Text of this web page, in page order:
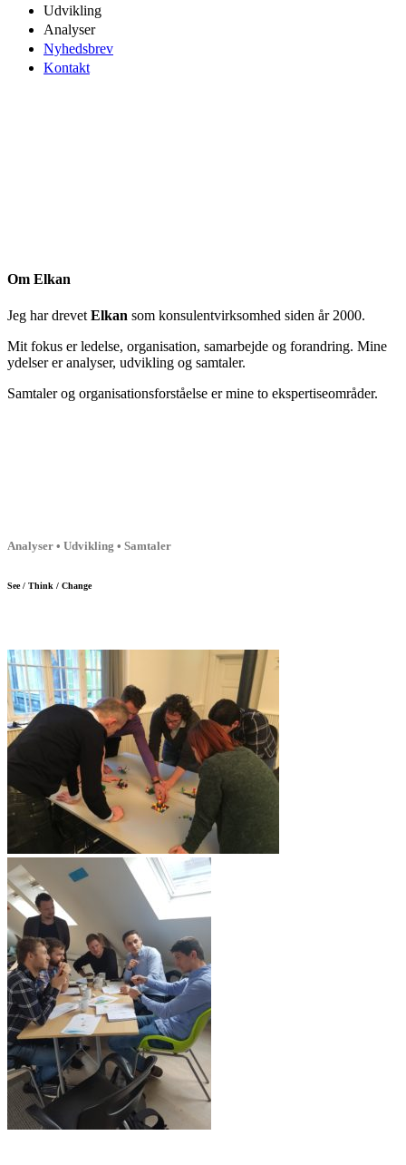
Udvikling
Analyser
Nyhedsbrev
Kontakt
Om Elkan
Jeg har drevet Elkan som konsulentvirksomhed siden år 2000.
Mit fokus er ledelse, organisation, samarbejde og forandring. Mine
ydelser er analyser, udvikling og samtaler.
Samtaler og organisationsforståelse er mine to ekspertiseområder.
Analyser • Udvikling • Samtaler
See / Think / Change